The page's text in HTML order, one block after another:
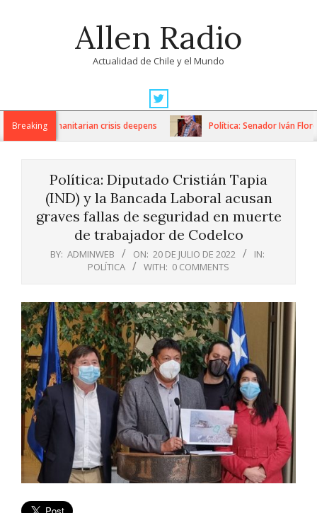
Allen Radio
Actualidad de Chile y el Mundo
Navigation
MenuBreaking
as humanitarian crisis deepens Política: Senador Iván Flores
Política: Diputado Cristián Tapia
(IND) y la Bancada Laboral acusan
graves fallas de seguridad en muerte
de trabajador de Codelco
BY: ADMINWEB ON: 20 DE JULIO DE 2022
IN:
POLÍTICA
WITH: 0 COMMENTS